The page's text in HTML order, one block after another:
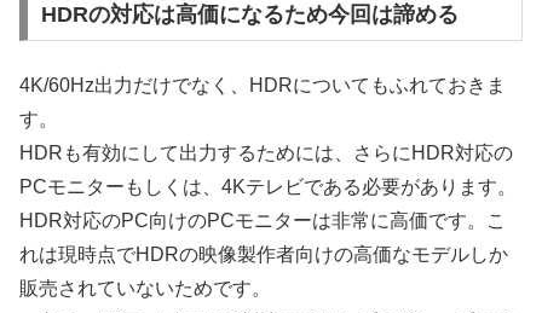
HDRの対応は高価になるため今回は諦める
4K/60Hz出力だけでなく、HDRについてもふれておきま
す。
HDRも有効にして出力するためには、さらにHDR対応の
PCモニターもしくは、4Kテレビである必要があります。
HDR対応のPC向けのPCモニターは非常に高価です。こ
れは現時点でHDRの映像製作者向けの高価なモデルしか
販売されていないためです。